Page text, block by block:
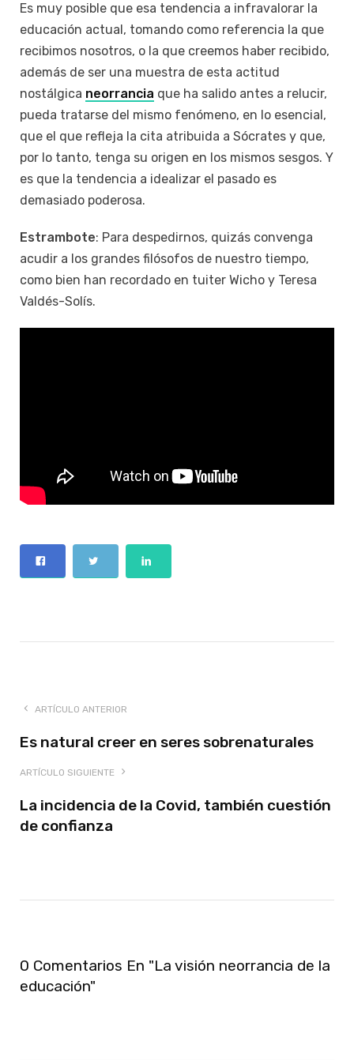
Es muy posible que esa tendencia a infravalorar la
educación actual, tomando como referencia la que
recibimos nosotros, o la que creemos haber recibido,
además de ser una muestra de esta actitud
nostálgica neorrancia que ha salido antes a relucir,
pueda tratarse del mismo fenómeno, en lo esencial,
que el que refleja la cita atribuida a Sócrates y que,
por lo tanto, tenga su origen en los mismos sesgos. Y
es que la tendencia a idealizar el pasado es
demasiado poderosa.
Estrambote: Para despedirnos, quizás convenga
acudir a los grandes filósofos de nuestro tiempo,
como bien han recordado en tuiter Wicho y Teresa
Valdés-Solís.
ARTÍCULO ANTERIOR
Es natural creer en seres sobrenaturales
ARTÍCULO SIGUIENTE
La incidencia de la Covid, también cuestión
de confianza
0 Comentarios En "La visión neorrancia de la
educación"